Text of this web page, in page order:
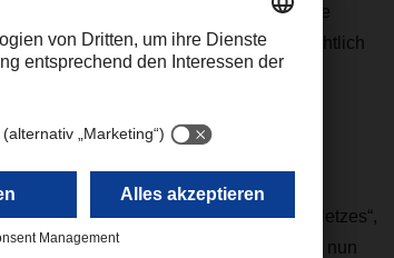
für die Zukunft. Die
22 Millionen Euro, es werden voraussichtlich
sehen wir an der Auslastung unseres Netzes“,
Germany bei DACHSER. „Es gilt nun